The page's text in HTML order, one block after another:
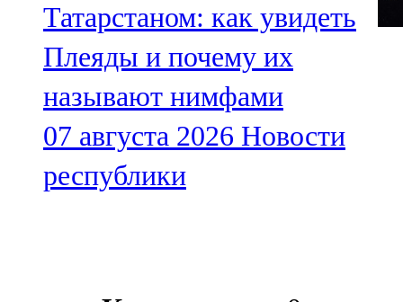
Татарстаном: как увидеть
Плеяды и почему их
называют нимфами
07 августа 2026 Новости
республики